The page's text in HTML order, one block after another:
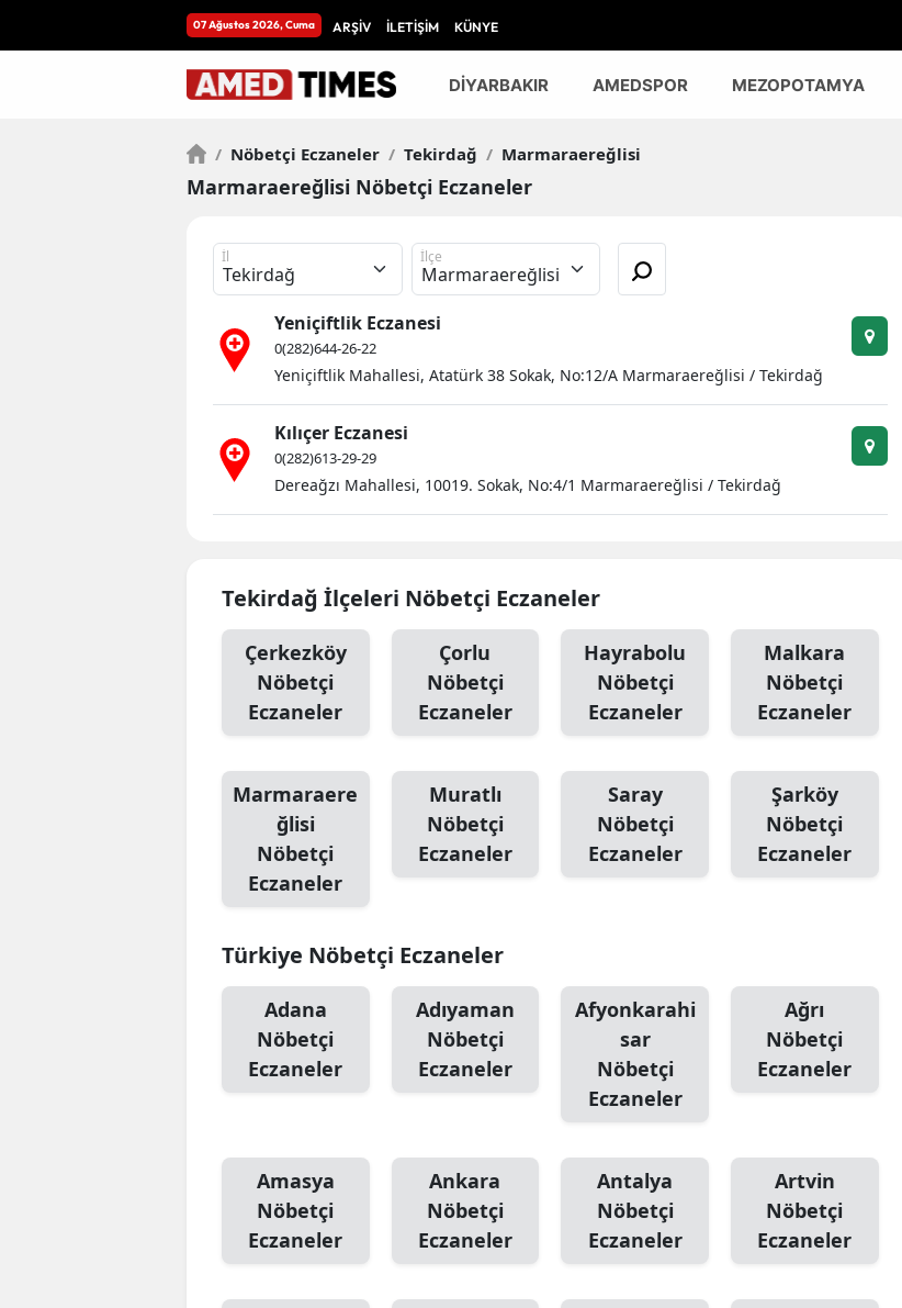
07 Ağustos 2026, Cuma ARŞİV İLETİŞİM KÜNYE
DİYARBAKIR AMEDSPOR MEZOPOTAMYA
/ Nöbetçi Eczaneler / Tekirdağ / Marmaraereğlisi
Marmaraereğlisi Nöbetçi Eczaneler
İl İlçe
Yeniçiftlik Eczanesi
0(282)644-26-22
Yeniçiftlik Mahallesi, Atatürk 38 Sokak, No:12/A Marmaraereğlisi / Tekirdağ
Kılıçer Eczanesi
0(282)613-29-29
Dereağzı Mahallesi, 10019. Sokak, No:4/1 Marmaraereğlisi / Tekirdağ
Tekirdağ İlçeleri Nöbetçi Eczaneler
Çerkezköy
Nöbetçi
Eczaneler
Çorlu
Nöbetçi
Eczaneler
Hayrabolu
Nöbetçi
Eczaneler
Malkara
Nöbetçi
Eczaneler
Marmaraere
ğlisi
Nöbetçi
Eczaneler
Muratlı
Nöbetçi
Eczaneler
Saray
Nöbetçi
Eczaneler
Şarköy
Nöbetçi
Eczaneler
Türkiye Nöbetçi Eczaneler
Adana
Nöbetçi
Eczaneler
Adıyaman
Nöbetçi
Eczaneler
Afyonkarahi
sar
Nöbetçi
Eczaneler
Ağrı
Nöbetçi
Eczaneler
Amasya
Nöbetçi
Eczaneler
Ankara
Nöbetçi
Eczaneler
Antalya
Nöbetçi
Eczaneler
Artvin
Nöbetçi
Eczaneler